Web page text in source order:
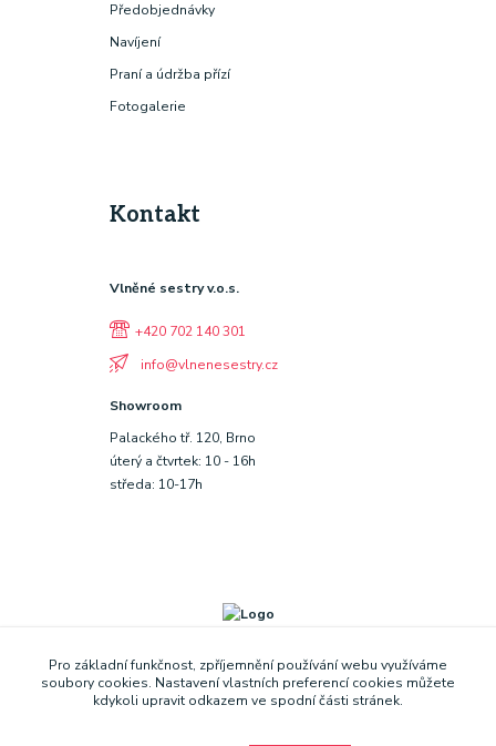
Předobjednávky
Navíjení
Praní a údržba přízí
Fotogalerie
Kontakt
Vlněné sestry v.o.s.
+420 702 140 301
info@vlnenesestry.cz
Showroom
Palackého tř. 120, Brno
úterý a čtvrtek: 10 - 16h
středa: 10-17h
Pro základní funkčnost, zpříjemnění používání webu využíváme
soubory cookies. Nastavení vlastních preferencí cookies můžete
kdykoli upravit odkazem ve spodní části stránek.